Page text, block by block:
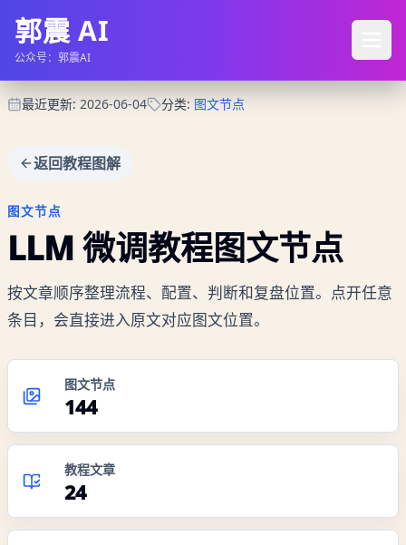
郭震 AI
公众号：郭震AI
最近更新: 2026-06-04 分类: 图文节点
返回教程图解
图文节点
LLM 微调教程图文节点
按文章顺序整理流程、配置、判断和复盘位置。点开任意
条目，会直接进入原文对应图文位置。
图文节点
144
教程文章
24